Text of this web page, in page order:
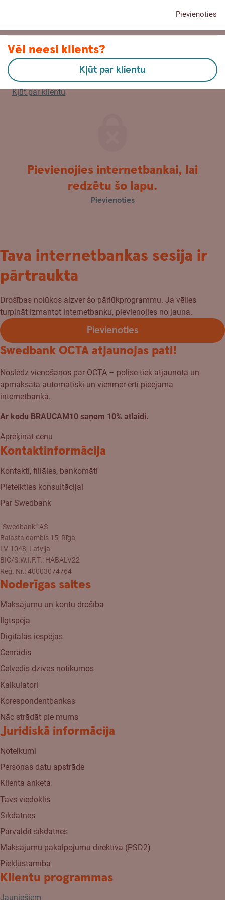
Pievienoties
English
Kļūt par klientu
Vēl neesi klients?
Kļūt par klientu
Pievienojies internetbankai, lai
redzētu šo lapu.
Pievienoties
Tava internetbankas sesija ir
pārtraukta
Drošības nolūkos aizver šo pārlūkprogrammu. Ja vēlies
turpināt izmantot internetbanku, pievienojies no jauna.
Pievienoties
Swedbank OCTA atjaunojas pati!
Noslēdz vienošanos par OCTA – polise tiek atjaunota un
apmaksāta automātiski un vienmēr ērti pieejama
internetbankā.
Ar kodu BRAUCAM10 saņem 10% atlaidi.
Aprēķināt cenu
Kontaktinformācija
Kontakti, filiāles, bankomāti
Pieteikties konsultācijai
Par Swedbank
“Swedbank” AS
Balasta dambis 15, Rīga,
LV-1048, Latvija
BIC/S.W.I.F.T.: HABALV22
Reģ. Nr.: 40003074764
Noderīgas saites
Maksājumu un kontu drošība
Ilgtspēja
Digitālās iespējas
Cenrādis
Ceļvedis dzīves notikumos
Kalkulatori
Korespondentbankas
Nāc strādāt pie mums
Juridiskā informācija
Noteikumi
Personas datu apstrāde
Klienta anketa
Tavs viedoklis
Sīkdatnes
Pārvaldīt sīkdatnes
Maksājumu pakalpojumu direktīva (PSD2)
Piekļūstamība
Klientu programmas
Jauniešiem